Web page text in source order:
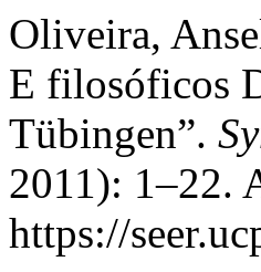
Oliveira,
E filosóficos
Tübingen”.
2011): 1–22.
https://